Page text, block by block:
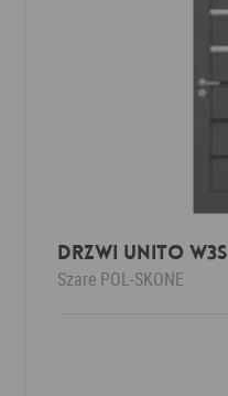
Drzwi UNITO W3S
Szare POL-SKONE